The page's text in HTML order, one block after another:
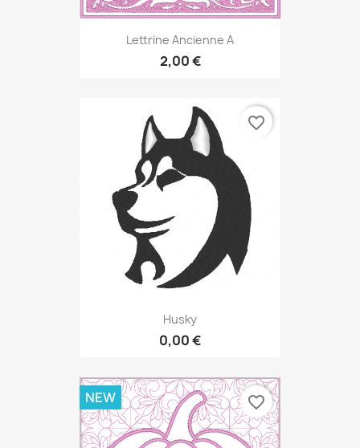
Lettrine Ancienne A
2,00 €
Husky
0,00 €
favorite_border
NEW favorite_border